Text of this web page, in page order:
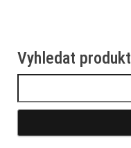
Vyhledat produkt